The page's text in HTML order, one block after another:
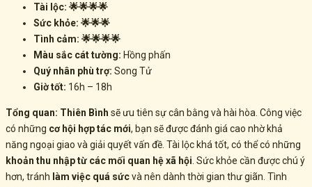
Tài lộc: 🌟🌟🌟🌟
Sức khỏe: 🌟🌟🌟
Tình cảm: 🌟🌟🌟🌟
Màu sắc cát tường: Hồng phấn
Quý nhân phù trợ: Song Tử
Giờ tốt: 16h – 18h
Tổng quan: Thiên Bình sẽ ưu tiên sự cân bằng và hài hòa. Công việc
có những cơ hội hợp tác mới, bạn sẽ được đánh giá cao nhờ khả
năng ngoại giao và giải quyết vấn đề. Tài lộc khá tốt, có thể có những
khoản thu nhập từ các mối quan hệ xã hội . Sức khỏe cần được chú ý
hơn, tránh làm việc quá sứcvà nên dành thời gian thư giãn. Tình